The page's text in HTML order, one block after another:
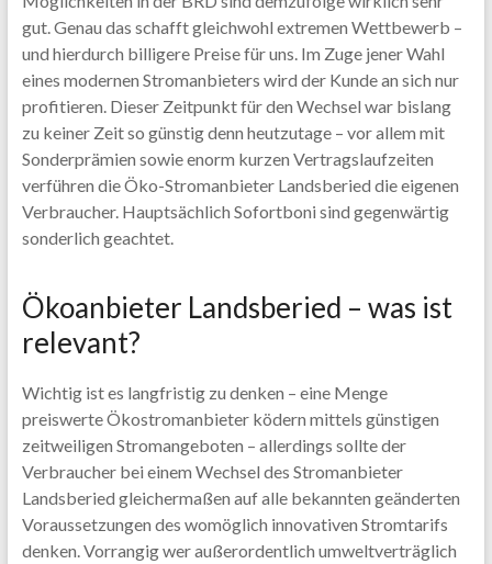
gut. Genau das schafft gleichwohl extremen Wettbewerb –
und hierdurch billigere Preise für uns. Im Zuge jener Wahl
eines modernen Stromanbieters wird der Kunde an sich nur
profitieren. Dieser Zeitpunkt für den Wechsel war bislang
zu keiner Zeit so günstig denn heutzutage – vor allem mit
Sonderprämien sowie enorm kurzen Vertragslaufzeiten
verführen die Öko-Stromanbieter Landsberied die eigenen
Verbraucher. Hauptsächlich Sofortboni sind gegenwärtig
sonderlich geachtet.
Ökoanbieter Landsberied – was ist
relevant?
Wichtig ist es langfristig zu denken – eine Menge
preiswerte Ökostromanbieter ködern mittels günstigen
zeitweiligen Stromangeboten – allerdings sollte der
Verbraucher bei einem Wechsel des Stromanbieter
Landsberied gleichermaßen auf alle bekannten geänderten
Voraussetzungen des womöglich innovativen Stromtarifs
denken. Vorrangig wer außerordentlich umweltverträglich